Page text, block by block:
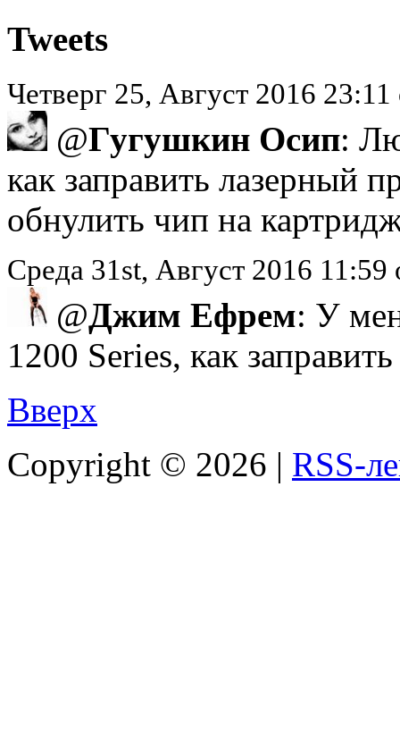
Tweets
Четверг 25, Август 2016
@Гугушкин Осип:
как заправить лазерный
обнулить чип на
Среда 31st, Август 2016
@Джим Ефрем: У
1200 Series, как
Вверх
Copyright © 2026 | RSS-